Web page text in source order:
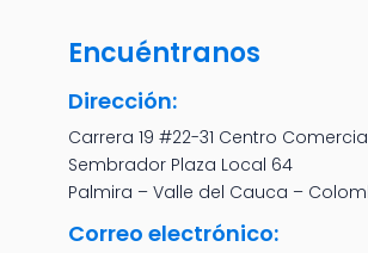
Encuéntranos
Dirección:
Carrera 19 #22-31 Centro
Sembrador Plaza Local 64
Palmira – Valle del Cauca –
Correo electrónico: